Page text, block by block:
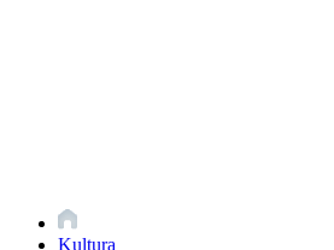
Kultura